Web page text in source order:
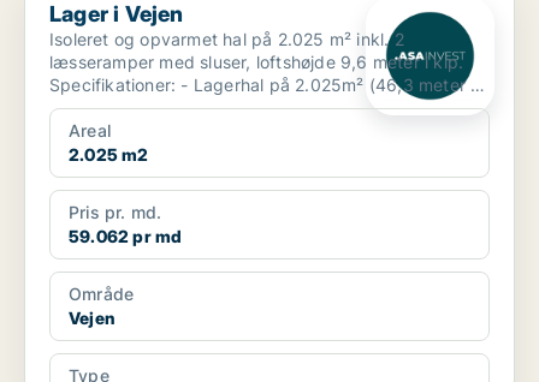
Lager i Vejen
Isoleret og opvarmet hal på 2.025 m² inkl. 2
læsseramper med sluser, loftshøjde 9,6 meter i kip.
Specifikationer: - Lagerhal på 2.025m² (46,3 meter x
43,...
Areal
2.025 m2
Pris pr. md.
59.062 pr md
Område
Vejen
Type